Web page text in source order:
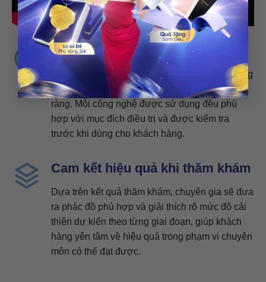
Công nghệ tiên tiến
Hệ thống máy làm đẹp được lựa chọn từ những
đơn vị cung cấp uy tín, có thông tin kỹ thuật rõ
ràng. Mỗi công nghệ được sử dụng đều phù
hợp với mục đích điều trị và được kiểm tra
trước khi dùng cho khách hàng.
Cam kết hiệu quả khi thăm khám
Dựa trên kết quả thăm khám, chuyên gia sẽ đưa
ra phác đồ phù hợp và giải thích rõ mức độ cải
thiện dự kiến theo từng giai đoạn, giúp khách
hàng yên tâm về hiệu quả trong phạm vi chuyên
môn có thể đạt được.